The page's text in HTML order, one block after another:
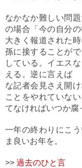
なかなか難しい問
の場合「今の自分
大きく報道された
孫に接することが
している。イエス
える。逆に言えば
な記者会見さえ開
ことをやれていな
てなければいつか腐
一年の終わりにこ
ま良いお年を。
>> 過去のひと言